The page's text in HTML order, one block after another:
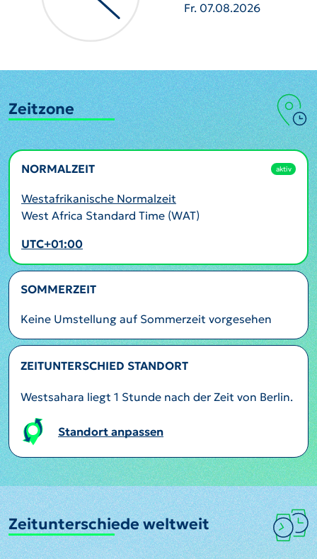
Fr. 07.08.2026
Zeitzone
NORMALZEIT aktiv
Westafrikanische Normalzeit
West Africa Standard Time (WAT)
UTC+01:00
SOMMERZEIT
Keine Umstellung auf Sommerzeit vorgesehen
ZEITUNTERSCHIED STANDORT
Westsahara liegt 1 Stunde nach der Zeit von Berlin.
Standort anpassen
Zeitunterschiede weltweit